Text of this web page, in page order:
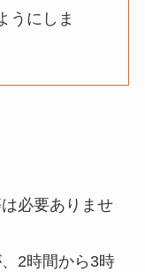
うにしま
必要ありませ
2時間から3時